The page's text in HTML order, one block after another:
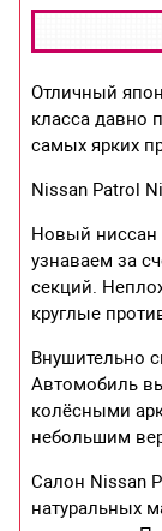
Отличный
класса давно
самых ярких
Nissan Patrol
Новый ниссан
узнаваем за
секций.
круглые
Внушительно
Автомобиль
колёсными
небольшим
Салон Nissan
натуральных